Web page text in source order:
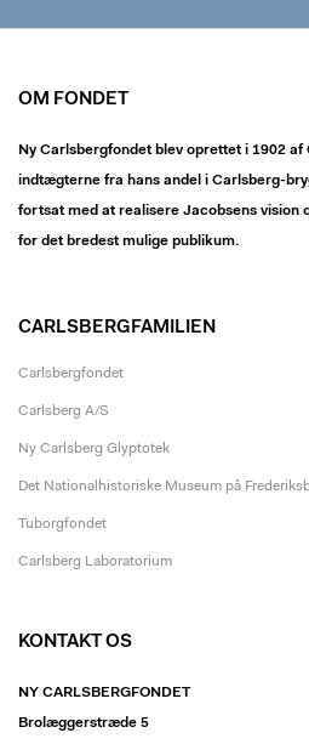
OM FONDET
Ny Carlsbergfondet blev oprettet i 1902
indtægterne fra hans andel i Carlsberg-
fortsat med at realisere Jacobsens vision
for det bredest mulige publikum.
CARLSBERGFAMILIEN
Carlsbergfondet
Carlsberg A/S
Ny Carlsberg Glyptotek
Det Nationalhistoriske Museum på
Tuborgfondet
Carlsberg Laboratorium
KONTAKT OS
NY CARLSBERGFONDET
Brolæggerstræde 5